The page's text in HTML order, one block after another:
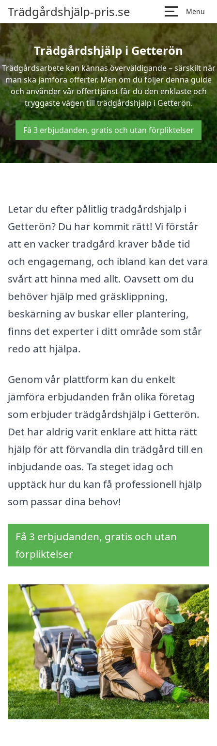
Trädgårdshjälp-pris.se Menu
Trädgårdshjälp i Getterön
Trädgårdsarbete kan kännas överväldigande – särskilt när
man ska jämföra offerter. Men om du följer denna guide
och använder vår offerttjänst får du den enklaste och
tryggaste vägen till trädgårdshjälp i Getterön.
Få 3 erbjudanden, gratis och utan förpliktelser
Letar du efter pålitlig trädgårdshjälp i
Getterön? Du har kommit rätt! Vi förstår
att en vacker trädgård kräver både tid
och engagemang, och ibland kan det vara
svårt att hinna med allt. Oavsett om du
behöver hjälp med gräsklippning,
beskärning av buskar eller plantering,
finns det experter i ditt område som står
redo att hjälpa.
Genom vår plattform kan du enkelt
jämföra erbjudanden från olika företag
som erbjuder trädgårdshjälp i Getterön.
Det har aldrig varit enklare att hitta rätt
hjälp för att förvandla din trädgård till en
inbjudande oas. Ta steget idag och
upptäck hur du kan få professionell hjälp
som passar dina behov!
Få 3 erbjudanden, gratis och utan
förpliktelser